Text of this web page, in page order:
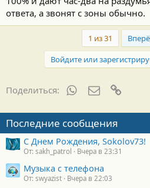
ответа, а звонят с зоны обычно.
1 из 31
Войдите или
Поделиться: WhatsApp
Последние сообщения
С Днем Рождения, Sokolov73!
От: sakh_patrol Вчера в 23:31
Музыка с телефона
От: swyazist Вчера в 22:03